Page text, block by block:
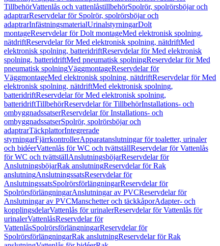
TillbehörVattenlås och vattenlåstillbehörSpolrör, spolrörsböjar och
adaptrarReservdelar för Spolrör, spolrörsböjar och
adaptrarInfästningsmaterialUrinalstyrningarDolt
montageReservdelar för Dolt montageMed elektronisk spolning,
nätdriftReservdelar för Med elektronisk spolning, nätdriftMed
elektronisk spolning, batteridriftReservdelar för Med elektronisk
spolning, batteridriftMed pneumatisk spolningReservdelar för Med
pneumatisk spolningVäggmontageReservdelar för
VäggmontageMed elektronisk spolning, nätdriftReservdelar för Med
elektronisk spolning, nätdriftMed elektronisk spolning,
batteridriftReservdelar för Med elektronisk spolning,
batteridriftTillbehörReservdelar för TillbehörInstallations- och
ombyggnadssatserReservdelar för Installations- och
ombyggnadssatserSpolrör, spolrörsböjar och
adaptrarTäckplattorIntegrerade
styrningarFjärrkontrollerApparatanslutningar för toaletter, urinaler
och bidéerVattenlås för WC och tvättställReservdelar för Vattenlås
för WC och tvättställAnslutningsböjarReservdelar för
AnslutningsböjarRak anslutningReservdelar för Rak
anslutningAnslutningssatsReservdelar för
AnslutningssatsSpolrörsförlängningarReservdelar för
SpolrörsförlängningarAnslutningar av PVCReservdelar för
Anslutningar av PVCManschetter och täckkåporAdapter- och
kopplingsdelarVattenlås för urinalerReservdelar för Vattenlås för
urinalerVattenlåsReservdelar för
VattenlåsSpolrörsförlängningarReservdelar för
SpolrörsförlängningarRak anslutningReservdelar för Rak